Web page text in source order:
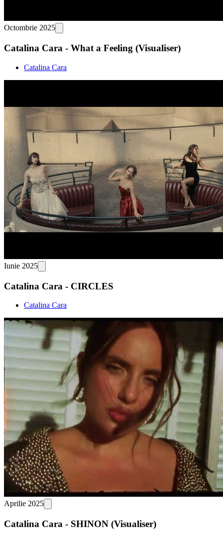
Octombrie 2025
Catalina Cara - What a Feeling (Visualiser)
Catalina Cara
Iunie 2025
Catalina Cara - CIRCLES
Catalina Cara
Aprilie 2025
Catalina Cara - SHINON (Visualiser)